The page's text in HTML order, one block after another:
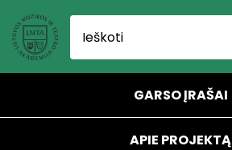
GARSO ĮRAŠAI
APIE PROJEKTĄ